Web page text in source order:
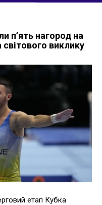
п’ять нагород на
виклику
етап Кубка